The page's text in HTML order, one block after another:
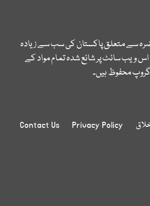
سے متعلق پاکستان کی سب سے زیادہ
ویب سائٹ پر شائع شدہ تمام مواد کے
محفوظ ہیں۔
Privacy Policy
Contact Us